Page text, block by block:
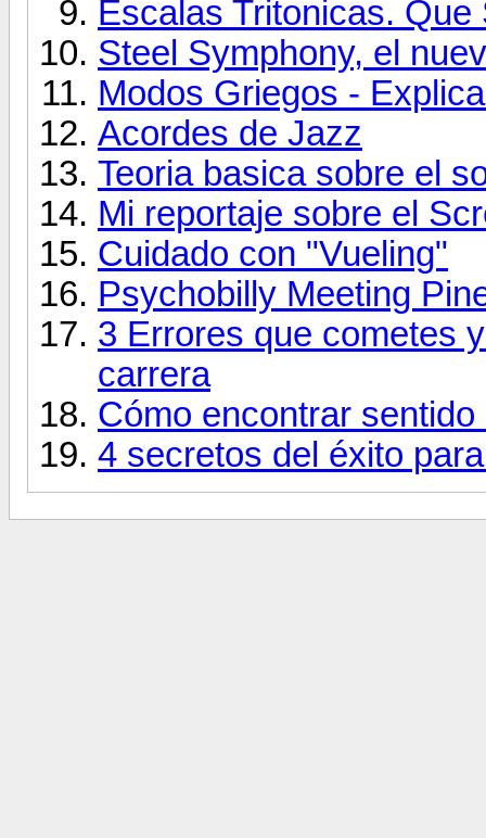
Escalas Tritonicas.
Steel Symphony, el
Modos Griegos -
Acordes de Jazz
Teoria basica sobre el
Mi reportaje sobre el
Cuidado con "Vueling"
Psychobilly Meeting
3 Errores que cometes
carrera
Cómo encontrar
4 secretos del éxito